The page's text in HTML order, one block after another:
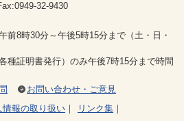
32-9430
前8時30分～午後5時15分まで（土・日・
種証明書発行）のみ午後7時15分まで時間
お問い合わせ・ご意見
情報の取り扱い ｜ リンク集 ｜